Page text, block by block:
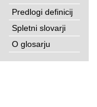
Predlogi definicij
Spletni slovarji
O glosarju